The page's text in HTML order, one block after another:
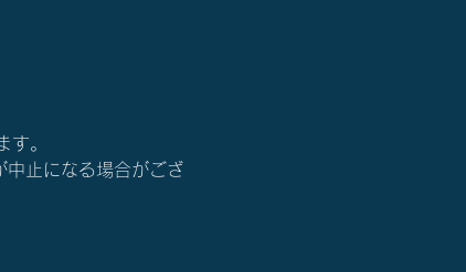
。
中止になる場合がござ